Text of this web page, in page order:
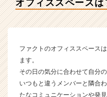
ン】
チ
成
長
オフィススペース
ファクトのオフィススペース
ます。
その日の気分に合わせて自分
いつもと違うメンバーと隣合
たなコミュニケーションや発